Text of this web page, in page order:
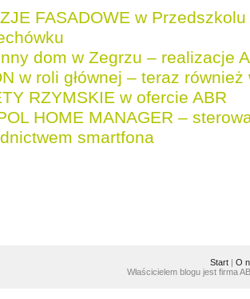
FASADOWE w Przedszkolu
dom w Zegrzu – realizacje
w roli głównej – teraz
RZYMSKIE w ofercie ABR
HOME MANAGER –
smartfona
Start | O
Właścicielem blogu jest firma